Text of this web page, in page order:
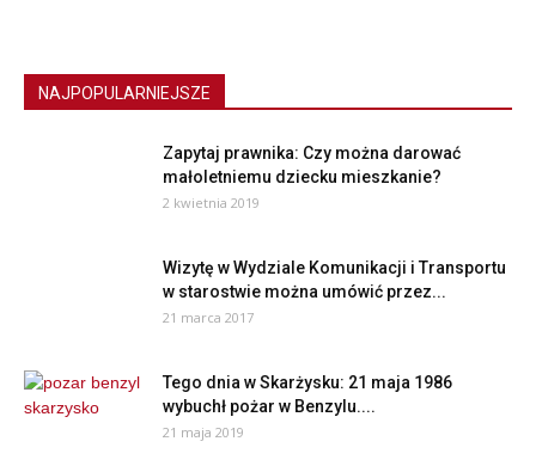
NAJPOPULARNIEJSZE
Zapytaj prawnika: Czy można darować
małoletniemu dziecku mieszkanie?
2 kwietnia 2019
Wizytę w Wydziale Komunikacji i Transportu
w starostwie można umówić przez...
21 marca 2017
Tego dnia w Skarżysku: 21 maja 1986
wybuchł pożar w Benzylu....
21 maja 2019